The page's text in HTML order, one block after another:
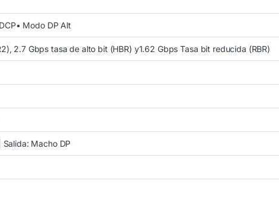
Modo DP Alt
2.7 Gbps tasa de alto bit (HBR) y1.62 Gbps Tasa bit reducida (RBR)
Salida: Macho DP